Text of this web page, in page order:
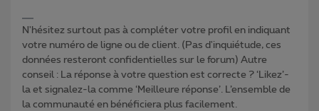
N'hésitez surtout pas à compléter votre profil en indiquant
votre numéro de ligne ou de client. (Pas d'inquiétude, ces
données resteront confidentielles sur le forum) Autre
conseil : La réponse à votre question est correcte ? ‘Likez’-
la et signalez-la comme ‘Meilleure réponse’. L’ensemble de
la communauté en bénéficiera plus facilement.